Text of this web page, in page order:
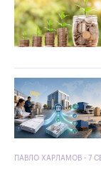
ПАВЛО ХАРЛАМОВ - 7